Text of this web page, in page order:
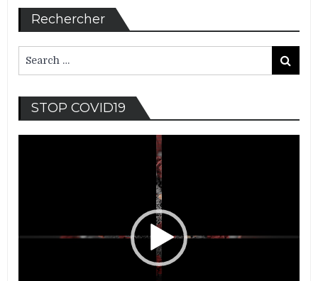
Rechercher
for:
Search
STOP COVID19